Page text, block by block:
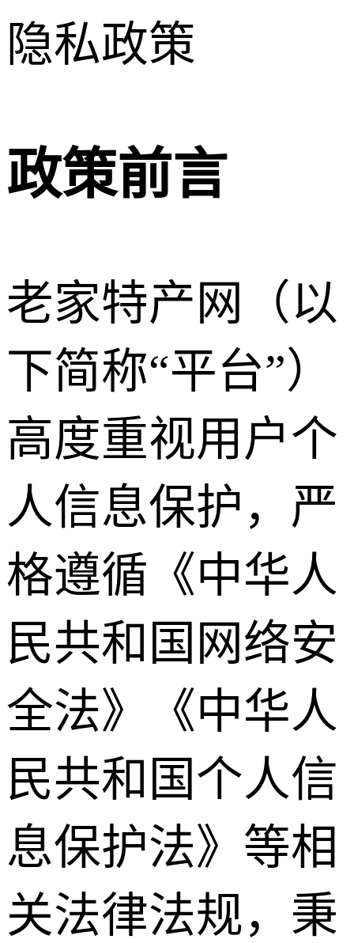
隐私政策
政策前言
老家特产网（以
下简称“平台”）
高度重视用户个
人信息保护，严
格遵循《中华人
民共和国网络安
全法》《中华人
民共和国个人信
息保护法》等相
关法律法规，秉